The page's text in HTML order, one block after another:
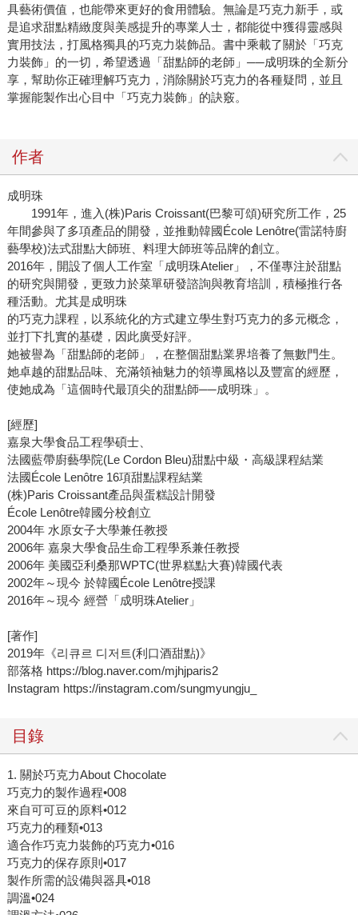
具藝術價值，也能帶來更好的食用體驗。無論是巧克力新手，或
是追求甜點精緻度與美感提升的專業人士，都能從中獲得靈感與
實用技法，打風格獨具的巧克力裝飾品。書中乘載了關於「巧克
力裝飾」的一切，希望透過「甜點師的老師」──成明珠的全新分
享，幫助你正確理解巧克力，消除關於巧克力的各種疑問，並且
掌握能製作出心目中「巧克力裝飾」的訣竅。
作者
成明珠
1991年，進入(株)Paris Croissant(巴黎可頌)研究所工作，25
年間參與了多項產品的開發，並推動韓國École Lenôtre(雷諾特廚
藝學校)法式甜點大師班、料理大師班等品牌的創立。
2016年，開設了個人工作室「成明珠Atelier」，不僅專注於甜點
的研究與開發，更致力於菜單研發諮詢與教育培訓，積極推行各
種活動。尤其是成明珠
的巧克力課程，以系統化的方式建立學生對巧克力的多元概念，
並打下扎實的基礎，因此廣受好評。
她被譽為「甜點師的老師」，在整個甜點業界培養了無數門生。
她卓越的甜點品味、充滿領袖魅力的領導風格以及豐富的經歷，
使她成為「這個時代最頂尖的甜點師──成明珠」。
[經歷]
嘉泉大學食品工程學碩士、
法國藍帶廚藝學院(Le Cordon Bleu)甜點中級・高級課程結業
法國École Lenôtre 16項甜點課程結業
(株)Paris Croissant產品與蛋糕設計開發
École Lenôtre韓國分校創立
2004年 水原女子大學兼任教授
2006年 嘉泉大學食品生命工程學系兼任教授
2006年 美國亞利桑那WPTC(世界糕點大賽)韓國代表
2002年～現今 於韓國École Lenôtre授課
2016年～現今 經營「成明珠Atelier」
[著作]
2019年《리큐르 디저트(利口酒甜點)》
部落格 https://blog.naver.com/mjhjparis2
Instagram https://instagram.com/sungmyungju_
目錄
1. 關於巧克力About Chocolate
巧克力的製作過程•008
來自可可豆的原料•012
巧克力的種類•013
適合作巧克力裝飾的巧克力•016
巧克力的保存原則•017
製作所需的設備與器具•018
調溫•024